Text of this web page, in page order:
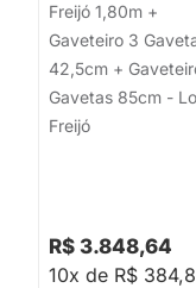
Freijó 1,80m +
Gaveteiro 3
42,5cm +
Gavetas 85cm -
Freijó
R$ 3.848,64
10x de R$